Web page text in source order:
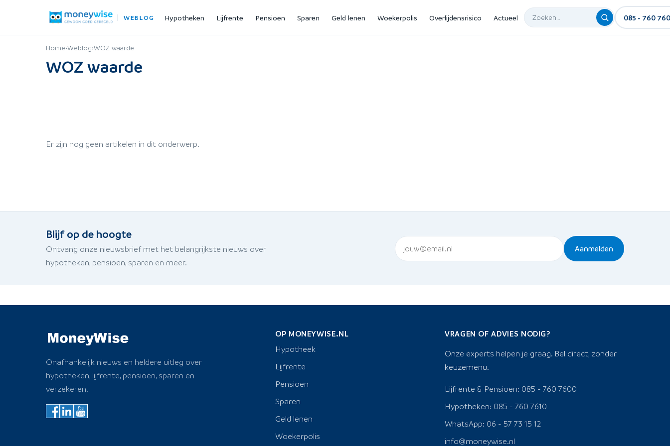
WEBLOG Hypotheken Lijfrente Pensioen Sparen Geld lenen Woekerpolis Overlijdensrisico Actueel 085 - 760
Home›Weblog›WOZ waarde
WOZ waarde
Er zijn nog geen artikelen in dit onderwerp.
Blijf op de hoogte
Ontvang onze nieuwsbrief met het belangrijkste nieuws over
hypotheken, pensioen, sparen en meer.
Aanmelden
Onafhankelijk nieuws en heldere uitleg over
hypotheken, lijfrente, pensioen, sparen en
verzekeren.
OP MONEYWISE.NL
Hypotheek
Lijfrente
Pensioen
Sparen
Geld lenen
Woekerpolis
VRAGEN OF ADVIES NODIG?
Onze experts helpen je graag. Bel direct, zonder
keuzemenu.
Lijfrente & Pensioen: 085 - 760 7600
Hypotheken: 085 - 760 7610
WhatsApp: 06 - 57 73 15 12
info@moneywise.nl